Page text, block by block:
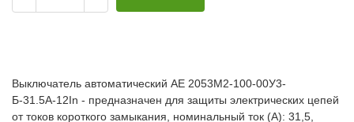
Выключатель автоматический АЕ 2053M2-100-00У3-
Б-31.5А-12In - предназначен для защиты электрических цепей
от токов короткого замыкания, номинальный ток (А): 31,5,